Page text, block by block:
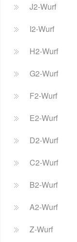
J2-Wurf
I2-Wurf
H2-Wurf
G2-Wurf
F2-Wurf
E2-Wurf
D2-Wurf
C2-Wurf
B2-Wurf
A2-Wurf
Z-Wurf